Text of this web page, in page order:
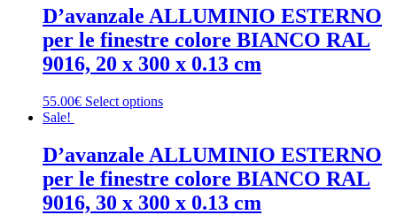
D’avanzale ALLUMINIO ESTERNO
per le finestre colore BIANCO RAL
9016, 20 x 300 x 0.13 cm
55.00€ Select options
Sale!
D’avanzale ALLUMINIO ESTERNO
per le finestre colore BIANCO RAL
9016, 30 x 300 x 0.13 cm